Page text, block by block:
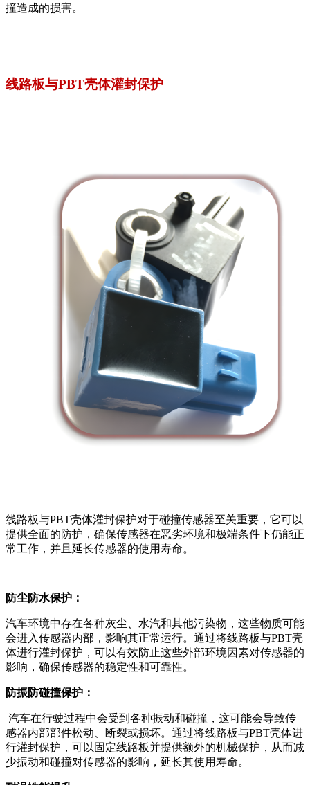
撞造成的损害。
线路板与PBT壳体灌封保护
线路板与PBT壳体灌封保护对于碰撞传感器至关重要，它可以
提供全面的防护，确保传感器在恶劣环境和极端条件下仍能正
常工作，并且延长传感器的使用寿命。
防尘防水保护：
汽车环境中存在各种灰尘、水汽和其他污染物，这些物质可能
会进入传感器内部，影响其正常运行。通过将线路板与PBT壳
体进行灌封保护，可以有效防止这些外部环境因素对传感器的
影响，确保传感器的稳定性和可靠性。
防振防碰撞保护：
汽车在行驶过程中会受到各种振动和碰撞，这可能会导致传
感器内部部件松动、断裂或损坏。通过将线路板与PBT壳体进
行灌封保护，可以固定线路板并提供额外的机械保护，从而减
少振动和碰撞对传感器的影响，延长其使用寿命。